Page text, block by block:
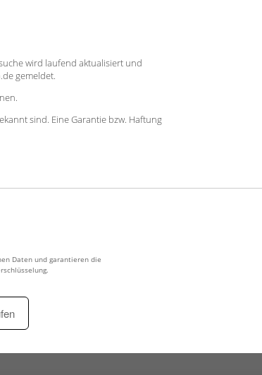
wird laufend aktualisiert und
gemeldet.
sind. Eine Garantie bzw. Haftung
Daten und garantieren die